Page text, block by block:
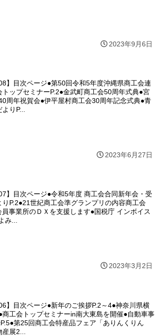
2023年9月6日
】目次ページ●第50回令和5年度沖縄県商工会連
ップセミナーP.2●金武町商工会50周年式典●宮
周年祝賀会●伊平屋村商工会30周年記念式典●青
りP...
2023年6月27日
】目次ページ●令和5年度 商工会合同新年会・受
P.2●21世紀商工会準グランプリの内容商工会
事業所のＤＸを支援します●国税庁 インボイス
み...
2023年3月2日
】目次ページ●新年のご挨拶P.2～4●神奈川県横
工会トップセミナーin南大東島を開催●自動車事
第25回商工会特産品フェア「ありんくりん
展2...